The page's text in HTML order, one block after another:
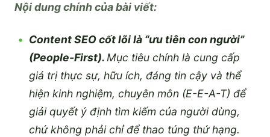
Nội dung chính của bài viết:
Content SEO cốt lõi là “ưu tiên con người”
(People-First). Mục tiêu chính là cung cấp
giá trị thực sự, hữu ích, đáng tin cậy và thể
hiện kinh nghiệm, chuyên môn (E-E-A-T) để
giải quyết ý định tìm kiếm của người dùng,
chứ không phải chỉ để thao túng thứ hạng.